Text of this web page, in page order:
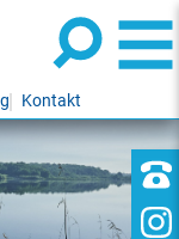
Kontakt